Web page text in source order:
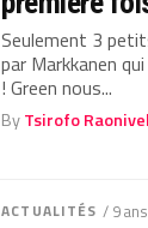
Seulement 3
par Markkanen
! Green nous...
ByTsirofo
ACTUALITÉS / 9